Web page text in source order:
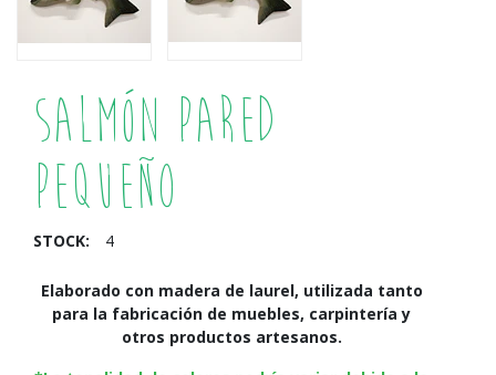
Salmón Pared
Pequeño
STOCK: 4
Elaborado con madera de laurel, utilizada tanto
para la fabricación de muebles, carpintería y
otros productos artesanos.